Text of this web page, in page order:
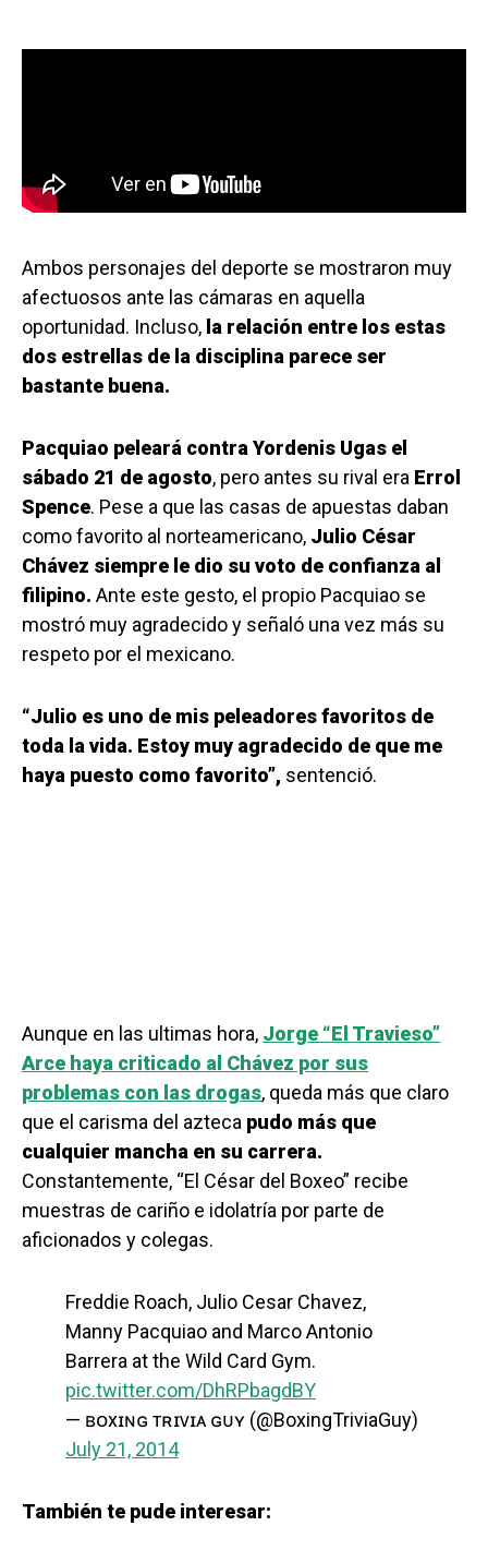
Ambos personajes del deporte se mostraron muy
afectuosos ante las cámaras en aquella
oportunidad. Incluso, la relación entre los estas
dos estrellas de la disciplina parece ser
bastante buena.
Pacquiao peleará contra Yordenis Ugas el
sábado 21 de agosto, pero antes su rival era Errol
Spence. Pese a que las casas de apuestas daban
como favorito al norteamericano, Julio César
Chávez siempre le dio su voto de confianza al
filipino. Ante este gesto, el propio Pacquiao se
mostró muy agradecido y señaló una vez más su
respeto por el mexicano.
“Julio es uno de mis peleadores favoritos de
toda la vida. Estoy muy agradecido de que me
haya puesto como favorito”, sentenció.
Aunque en las ultimas hora, Jorge “El Travieso”
Arce haya criticado al Chávez por sus
problemas con las drogas, queda más que claro
que el carisma del azteca pudo más que
cualquier mancha en su carrera.
Constantemente, “El César del Boxeo” recibe
muestras de cariño e idolatría por parte de
aficionados y colegas.
Freddie Roach, Julio Cesar Chavez,
Manny Pacquiao and Marco Antonio
Barrera at the Wild Card Gym.
pic.twitter.com/DhRPbagdBY
— ʙᴏxɪɴɢ ᴛʀɪᴠɪᴀ ɢᴜʏ (@BoxingTriviaGuy)
July 21, 2014
También te pude interesar: